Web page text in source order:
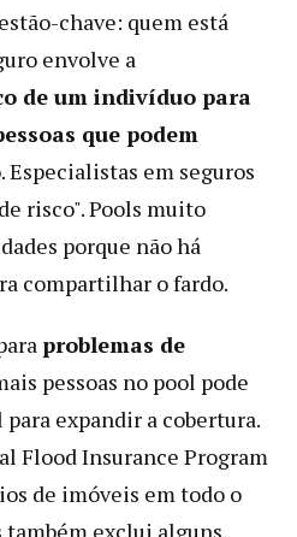
chave: quem está
envolve a
de um indivíduo para
que podem
. Especialistas em seguros
risco". Pools muito
porque não há
compartilhar o fardo.
problemas de
pessoas no pool pode
expandir a cobertura.
Flood Insurance Program
de imóveis em todo o
também exclui alguns,